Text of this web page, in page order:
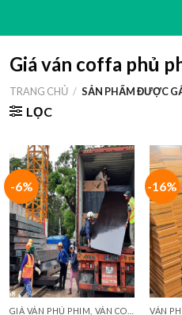
Giá ván coffa phủ
TRANG CHỦ / SẢN PHẨM ĐƯỢC
LỌC
-6% -16%